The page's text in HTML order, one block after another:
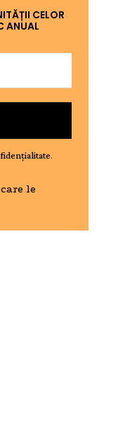
CELOR
ANUAL
.
le